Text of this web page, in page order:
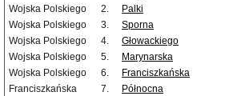
Wojska Polskiego
2. Palki
Wojska Polskiego
3. Sporna
Wojska Polskiego
4. Głowackiego
Wojska Polskiego
5. Marynarska
Wojska Polskiego
6. Franciszkańska
Franciszkańska
7. Północna